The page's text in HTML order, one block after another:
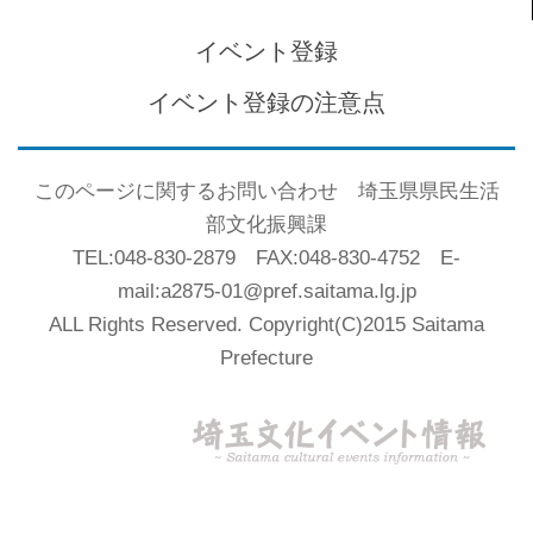
イベント登録
イベント登録の注意点
このページに関するお問い合わせ 埼玉県県民生活
部文化振興課
TEL:048-830-2879 FAX:048-830-4752 E-
mail:a2875-01@pref.saitama.lg.jp
ALL Rights Reserved. Copyright(C)2015 Saitama
Prefecture